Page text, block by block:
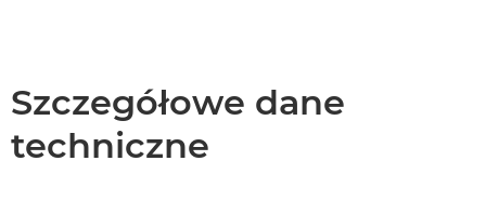
Pomoc techniczna
Szczegółowe dane
techniczne